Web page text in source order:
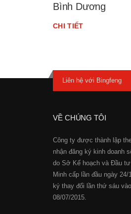
Bình Dương
CHI TIẾT
Liên hệ với Bingfeng
VỀ CHÚNG TÔI
Công ty được thành lập
nhận đăng ký kinh doanh
do Sở Kế hoạch và Đầu
Minh cấp lần đầu ngày 24/
ký thay đổi lần thứ sáu
08/07/2015.